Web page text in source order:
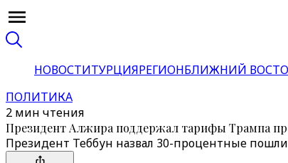
НОВОСТИТУРЦИЯРЕГИОНБЛИЖНИЙ
ПОЛИТИКА
2 мин чтения
Президент Алжира поддержал тарифы Трампа
Президент Теббун назвал 30-процентные